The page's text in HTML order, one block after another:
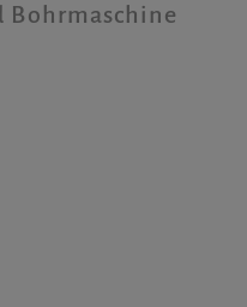
Bohrmaschine